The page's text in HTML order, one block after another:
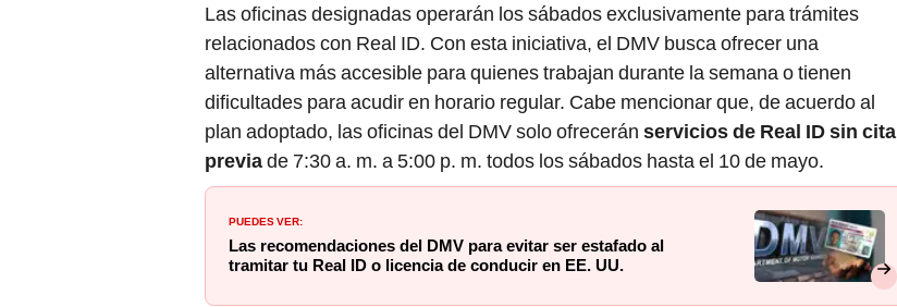
Las oficinas designadas operarán los sábados exclusivamente para trámites
relacionados con Real ID. Con esta iniciativa, el DMV busca ofrecer una
alternativa más accesible para quienes trabajan durante la semana o tienen
dificultades para acudir en horario regular. Cabe mencionar que, de acuerdo al
plan adoptado, las oficinas del DMV solo ofrecerán servicios de Real ID sin cita
previade 7:30 a. m. a 5:00 p. m. todos los sábados hasta el 10 de mayo.
PUEDES VER:
Las recomendaciones del DMV para evitar ser estafado al
tramitar tu Real ID o licencia de conducir en EE. UU.